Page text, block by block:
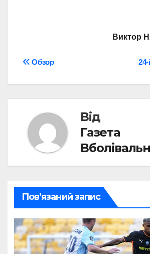
Виктор
Навігація
записів
Обзор
Від
Газета
Пов’язаний запис